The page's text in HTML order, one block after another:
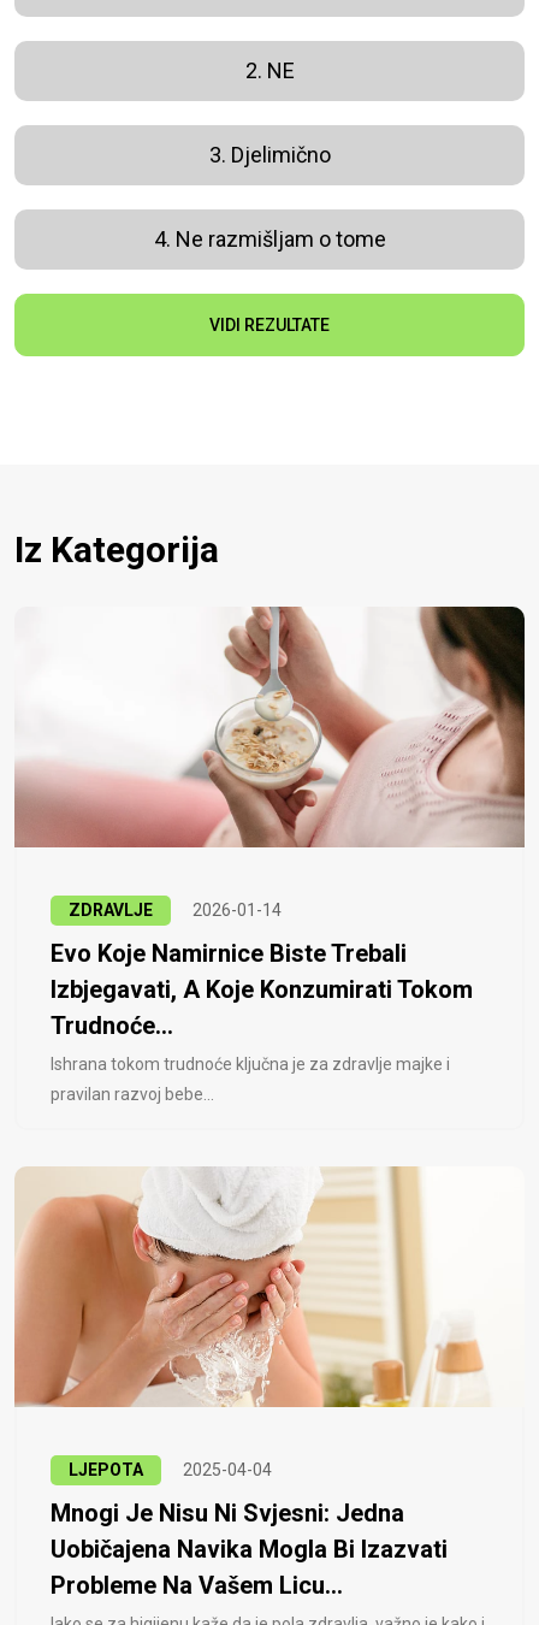
2. NE
3. Djelimično
4. Ne razmišljam o tome
VIDI REZULTATE
Iz Kategorija
ZDRAVLJE 2026-01-14
Evo Koje Namirnice Biste Trebali
Izbjegavati, A Koje Konzumirati Tokom
Trudnoće...
Ishrana tokom trudnoće ključna je za zdravlje majke i
pravilan razvoj bebe...
LJEPOTA 2025-04-04
Mnogi Je Nisu Ni Svjesni: Jedna
Uobičajena Navika Mogla Bi Izazvati
Probleme Na Vašem Licu...